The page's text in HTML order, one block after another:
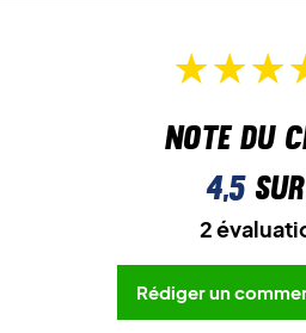
Note du
4,5sur
2
Rédiger un